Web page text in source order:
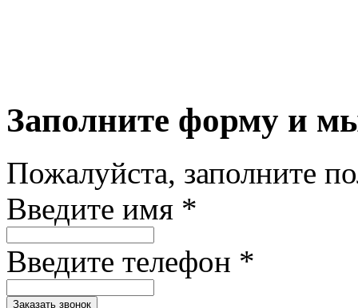
Заполните форму и
Пожалуйста, заполните
Введите имя *
Введите телефон *